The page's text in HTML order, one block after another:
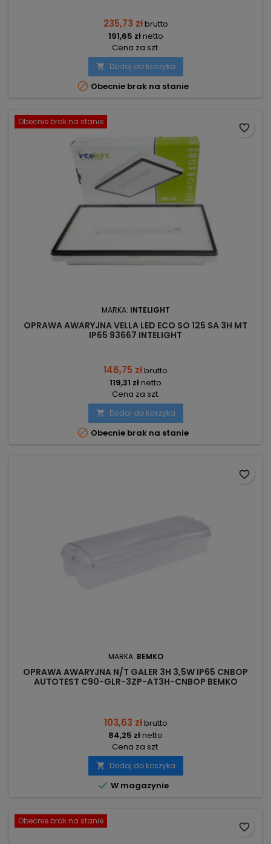
235,73 złbrutto
191,65 złnetto
Cena za szt.
 Dodaj do koszyka
 Obecnie brak na stanie
Obecnie brak na stanie
MARKA: INTELIGHT
OPRAWA AWARYJNA VELLA LED ECO SO 125 SA 3H MT
IP65 93667 INTELIGHT
146,75 złbrutto
119,31 złnetto
Cena za szt.
 Dodaj do koszyka
 Obecnie brak na stanie
favorite_border
MARKA: BEMKO
OPRAWA AWARYJNA N/T GALER 3H 3,5W IP65 CNBOP
AUTOTEST C90-GLR-3ZP-AT3H-CNBOP BEMKO
103,63 złbrutto
84,25 złnetto
Cena za szt.
 Dodaj do koszyka
 W magazynie
favorite_border
Obecnie brak na stanie
favorite_border